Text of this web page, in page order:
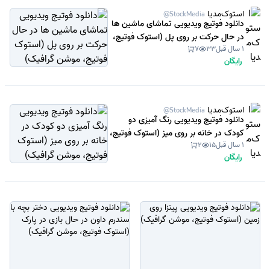
استوک‌مدیا @StockMedia
دانلود فوتیج ویدیویی تماشای ماشین ها
در حال حرکت بر روی پل (استوک فوتیج،
موشن گرافیک)1 سال قبل 33
7
رایگان
استوک‌مدیا @StockMedia
دانلود فوتیج ویدیویی رنگ آمیزی دو
کودک در خانه بر روی میز (استوک فوتیج،
موشن گرافیک)1 سال قبل 15
2
رایگان